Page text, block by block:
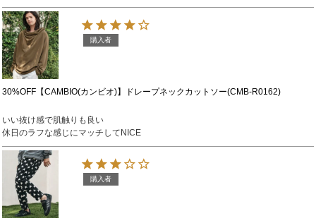
30%OFF【CAMBIO(カンビオ)】ドレープネックカットソー(CMB-R0162)
購入者
いい抜け感で肌触りも良い
休日のラフな感じにマッチしてNICE
購入者